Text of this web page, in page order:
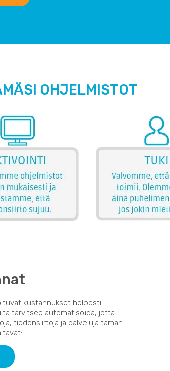
OHJELMISTOT
kustannukset helposti.
tarvitsee automatisoida, jotta
tiedonsiirtoja ja palveluja tämän